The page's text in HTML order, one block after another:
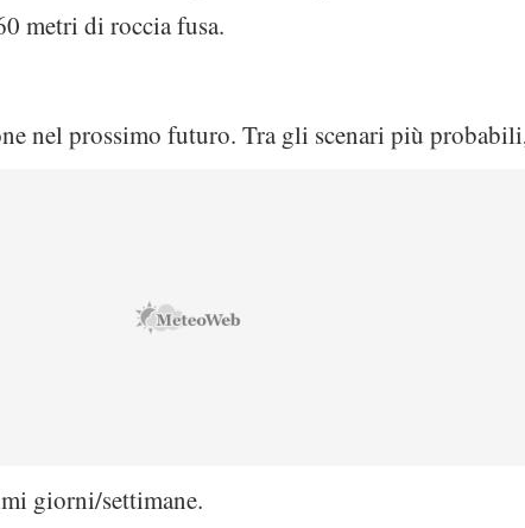
metri di roccia fusa.
nel prossimo futuro. Tra gli scenari più
giorni/settimane.